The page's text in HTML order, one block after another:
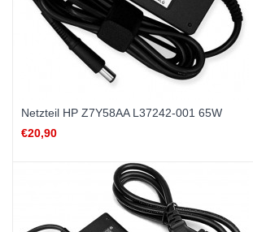
Netzteil HP Z7Y58AA L37242-001 65W
€20,90